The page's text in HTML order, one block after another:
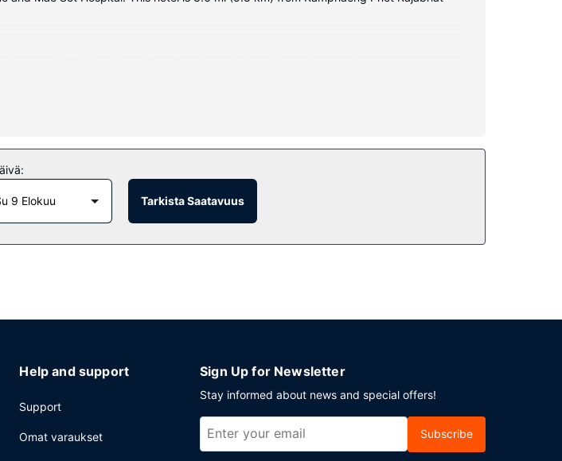
with showers feature complimentary toiletries and hair dryers.
9 Elokuu Tarkista Saatavuus
Help and support
Support
Omat varaukset
Sign Up for Newsletter
Stay informed about news and special offers!
Subscribe